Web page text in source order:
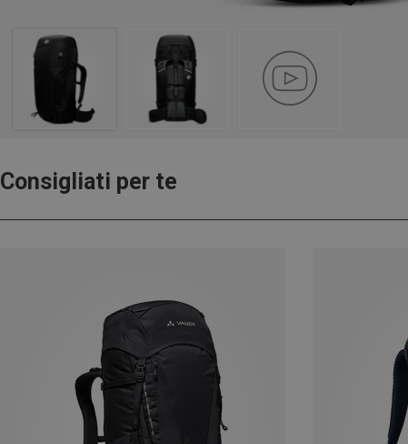
Consigliati per te